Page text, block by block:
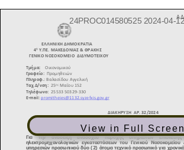
View in Full Screen